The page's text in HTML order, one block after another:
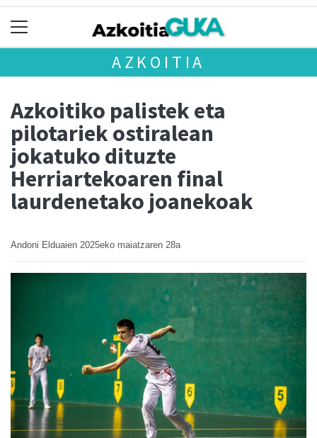
AZKOITIA
Azkoitiko palistek eta
pilotariek ostiralean
jokatuko dituzte
Herriartekoaren final
laurdenetako joanekoak
Andoni Elduaien 2025eko maiatzaren 28a